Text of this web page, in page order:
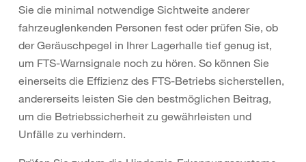
Sie die minimal notwendige Sichtweite anderer
fahrzeuglenkenden Personen fest oder prüfen Sie, ob
der Geräuschpegel in Ihrer Lagerhalle tief genug ist,
um FTS-Warnsignale noch zu hören. So können Sie
einerseits die Effizienz des FTS-Betriebs sicherstellen,
andererseits leisten Sie den bestmöglichen Beitrag,
um die Betriebssicherheit zu gewährleisten und
Unfälle zu verhindern.